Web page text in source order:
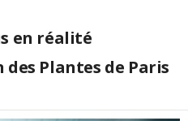
en réalité
Plantes de Paris